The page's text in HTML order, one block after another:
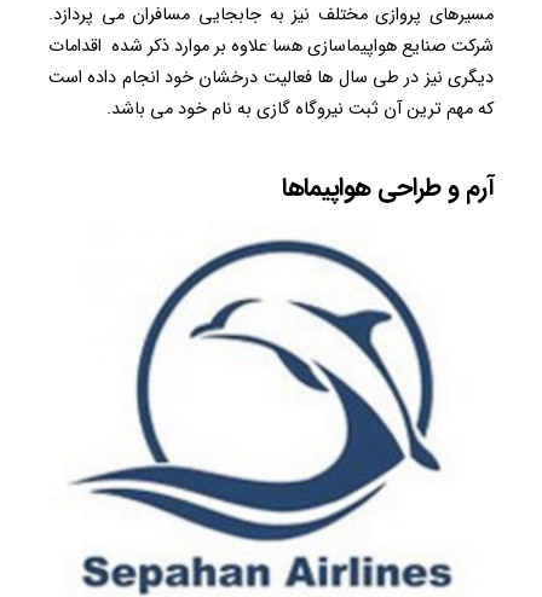
مسیرهای پروازی مختلف نیز به جابجایی مسافران می پردازد.
شرکت صنایع هواپیماسازی هسا علاوه بر موارد ذکر شده اقدامات
دیگری نیز در طی سال ها فعالیت درخشان خود انجام داده است
که مهم ترین آن ثبت نیروگاه گازی به نام خود می باشد.
آرم و طراحی هواپیماها